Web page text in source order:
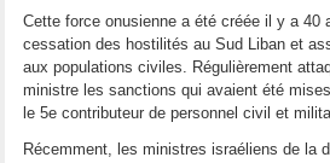
Cette force onusienne a été créée il y a 40
cessation des hostilités au Sud Liban et
aux populations civiles. Régulièrement
ministre les sanctions qui avaient été
le 5e contributeur de personnel civil et
Récemment, les ministres israéliens de la